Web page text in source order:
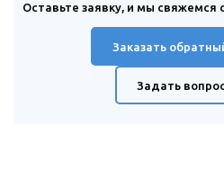
Оставьте заявку, и мы
Заказать
Задать